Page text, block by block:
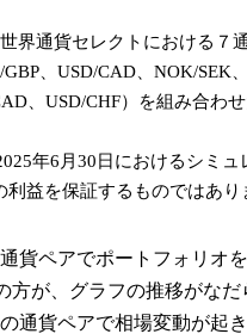
界通貨セレクトにおける７
、USD/CAD、NOK/SEK、
、USD/CHF）を組み合わ
年6月30日におけるシミュ
益を保証するものではあり
貨ペアでポートフォリオ
方が、グラフの推移がなだ
通貨ペアで相場変動が起